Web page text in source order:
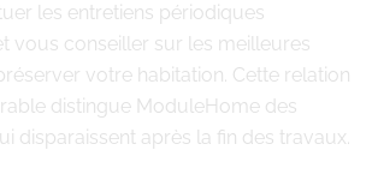
les entretiens périodiques
vous conseiller sur les meilleures
votre habitation. Cette relation
distingue ModuleHome des
disparaissent après la fin des travaux.